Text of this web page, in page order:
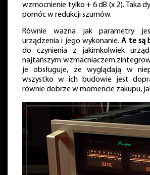
wzmocnienie tylko + 6 dB (x 2). Taka
pomóc w redukcji szumów.
Równie ważna jak parametry
urządzenia i jego wykonanie.A te są
do czynienia z jakimkolwiek
najtańszym wzmacniaczem
je obsługuje, że wyglądają w
wszystko w ich budowie jest
równie dobrze w momencie zakupu,